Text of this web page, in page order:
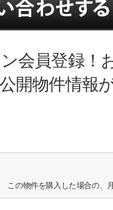
会員登録！
開物件情報
この物件を購入した場合の、